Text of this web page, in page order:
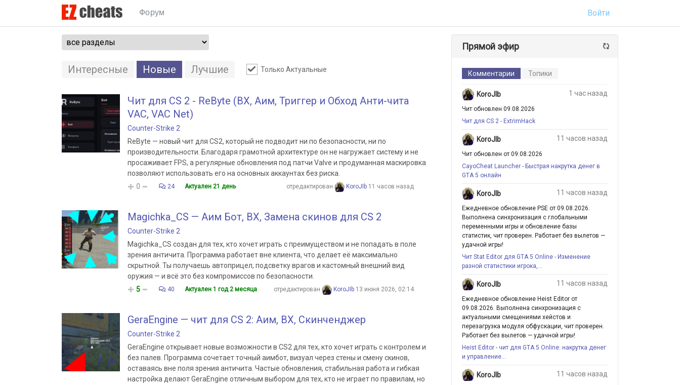
Форум Войти
Интересные Новые Лучшие Только Актуальные
Чит для CS 2 - ReByte (ВХ, Аим, Триггер и Обход Анти-чита
VAC, VAC Net)
Counter-Strike 2
ReByte — новый чит для CS2, который не подводит ни по безопасности, ни по
производительности. Благодаря грамотной архитектуре он не нагружает систему и не
просаживает FPS, а регулярные обновления под патчи Valve и продуманная маскировка
позволяют использовать его на основных аккаунтах без риска.
0
24 Актуален 21 день отредактирован KoroJIb 11 часов назад
Magichka_CS — Аим Бот, ВХ, Замена скинов для CS 2
Counter-Strike 2
Magichka_CS создан для тех, кто хочет играть с преимуществом и не попадать в поле
зрения античита. Программа работает вне клиента, что делает её максимально
скрытной. Ты получаешь автоприцел, подсветку врагов и кастомный внешний вид
оружия — и всё это без компромиссов по безопасности.
5
40 Актуален 1 год 2 месяца отредактирован KoroJIb 13 июня 2026, 02:14
GeraEngine — чит для CS 2: Аим, ВХ, Скинченджер
Counter-Strike 2
GeraEngine открывает новые возможности в CS2 для тех, кто хочет играть с контролем и
без палев. Программа сочетает точный аимбот, визуал через стены и смену скинов,
оставаясь вне поля зрения античита. Частые обновления, стабильная работа и гибкая
настройка делают GeraEngine отличным выбором для тех, кто не играет по правилам, но
Прямой эфир
Комментарии Топики
KoroJIb 1 час назад
Чит обновлен 09.08.2026
Чит для CS 2 - ExtrimHack
KoroJIb 11 часов назад
Чит обновлен от 09.08.2026
CayoCheat Launcher - Быстрая накрутка денег в
GTA 5 онлайн
KoroJIb 11 часов назад
Ежедневное обновление PSE от 09.08.2026.
Выполнена синхронизация с глобальными
переменными игры и обновление базы
статистик, чит проверен. Работает без вылетов —
удачной игры!
Чит Stat Editor для GTA 5 Online - Изменение
разной статистики игрока,...
KoroJIb 11 часов назад
Ежедневное обновление Heist Editor от
09.08.2026. Выполнена синхронизация с
актуальными смещениями хейстов и
перезагрузка модуля обфускации, чит проверен.
Работает без вылетов — удачной игры!
Heist Editor - чит для GTA 5 Online: накрутка денег
и управление...
KoroJIb 11 часов назад